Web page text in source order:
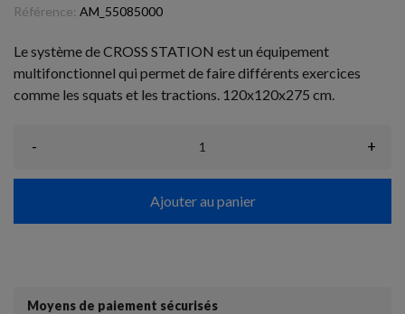
Référence: AM_55085000
Le système de CROSS STATION est un équipement
multifonctionnel qui permet de faire différents exercices
comme les squats et les tractions. 120x120x275 cm.
- +
Ajouter au panier
Moyens de paiement sécurisés